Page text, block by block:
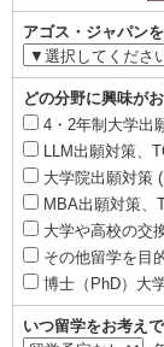
アゴス・ジャパン
どの分野に興味が
4・2年制大学出
LLM出願対策、
大学院出願対策
MBA出願対策、
大学や高校の交
その他留学を目
博士（PhD）大
いつ留学をお考え